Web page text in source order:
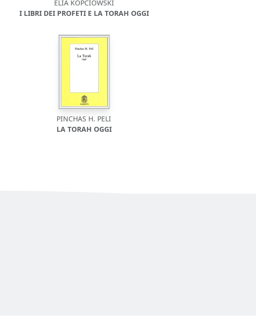
ELIA KOPCIOWSKI
I LIBRI DEI PROFETI E LA TORAH OGGI
PINCHAS H. PELI
LA TORAH OGGI